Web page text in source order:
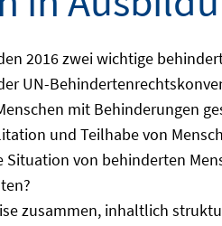
2016 zwei wichtige
UN-
mit Behinderungen
und Teilhabe von
von behinderten
zusammen, inhaltlich